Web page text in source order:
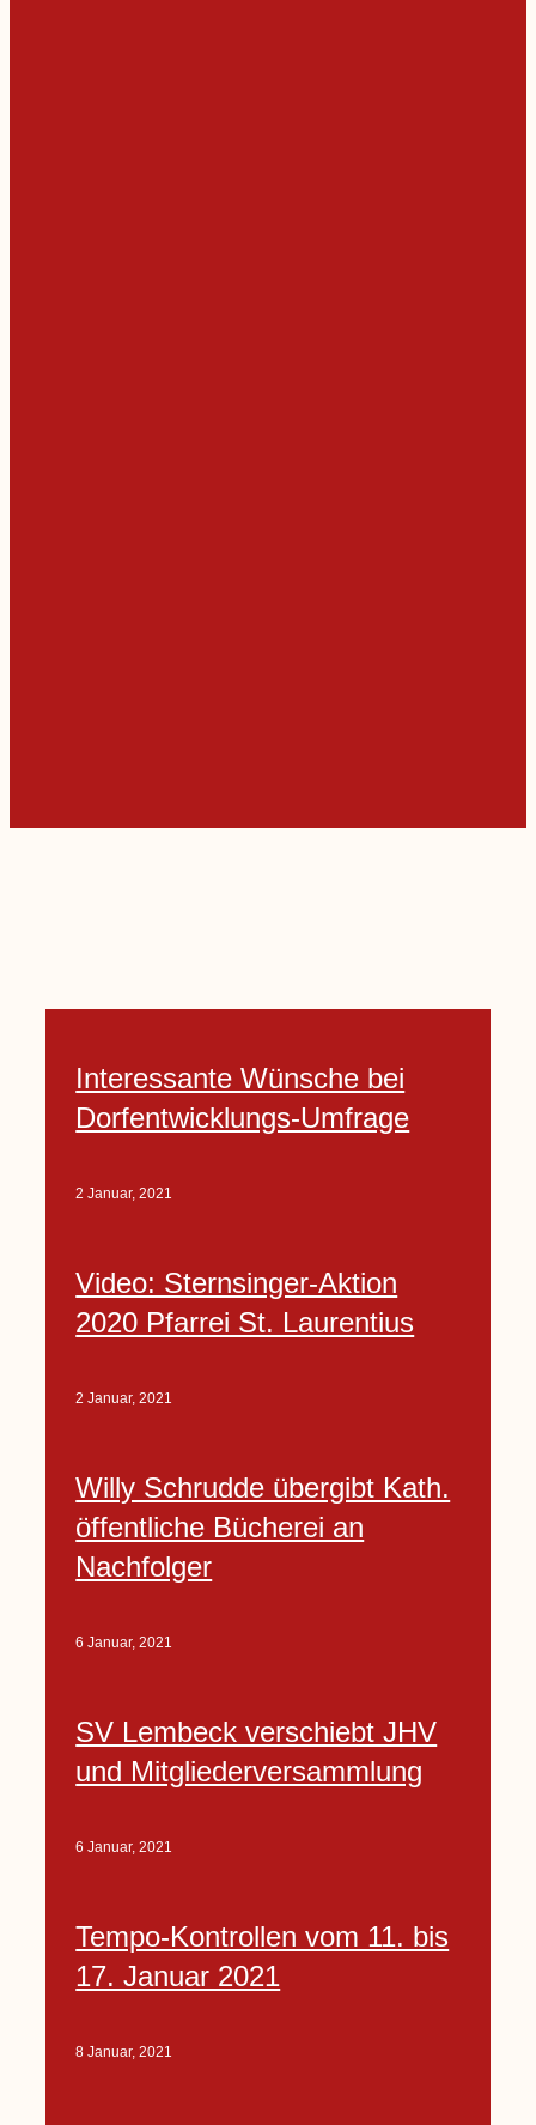
Interessante Wünsche bei
Dorfentwicklungs-Umfrage
2 Januar, 2021
Video: Sternsinger-Aktion
2020 Pfarrei St. Laurentius
2 Januar, 2021
Willy Schrudde übergibt Kath.
öffentliche Bücherei an
Nachfolger
6 Januar, 2021
SV Lembeck verschiebt JHV
und Mitgliederversammlung
6 Januar, 2021
Tempo-Kontrollen vom 11. bis
17. Januar 2021
8 Januar, 2021